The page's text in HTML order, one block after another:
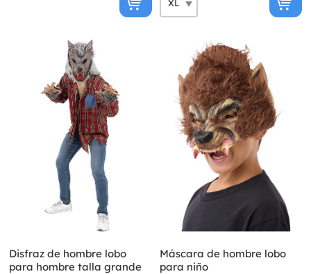
Disfraz de hombre lobo
para hombre talla grande
Máscara de hombre lobo
para niño